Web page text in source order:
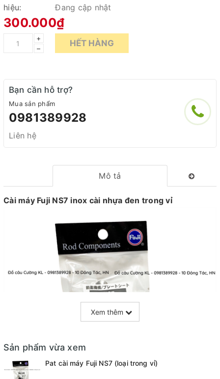
hiệu:
Đang cập nhật
300.000₫
+
–
HẾT HÀNG
Bạn cần hỗ trợ?
Mua sản phẩm
0981389928
Liên hệ
Mô tả
Cài máy Fuji NS7 inox cài nhựa đen trong vỉ
Xem thêm
Sản phẩm vừa xem
Pat cài máy Fuji NS7 (loại trong vỉ)